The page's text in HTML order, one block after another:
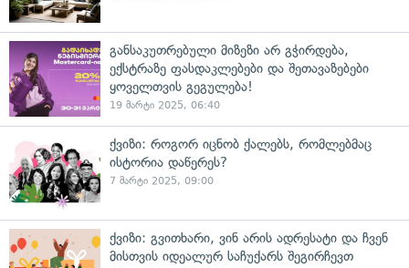
განსაკუთრებული მიზეზი არ გჭირდება,
ექსტრაზე ფასდაკლებები და შეთავაზებები
ყოველთვის გეგულება!
19 მარტი 2025, 06:40
ქვიზი: როგორ იცნობ ქალებს, რომლებმაც
ისტორია დაწერეს?
7 მარტი 2025, 09:00
ქვიზი: გვითხარი, ვინ არის ადრესატი და ჩვენ
მისთვის იდეალურ საჩუქარს შეგირჩევთ